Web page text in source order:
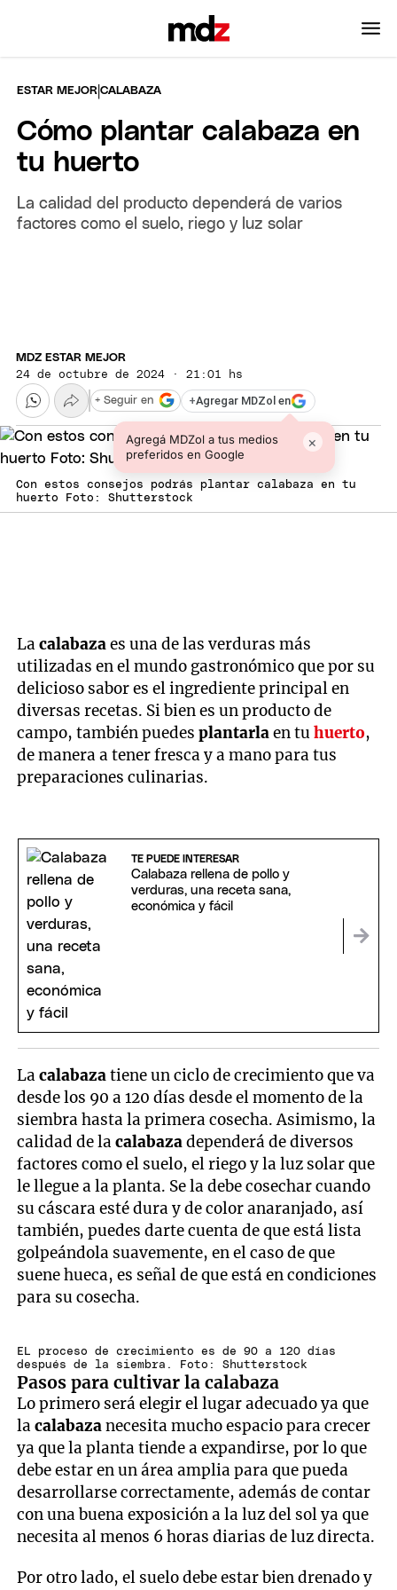
ESTAR MEJOR |CALABAZA
Cómo plantar calabaza en
tu huerto
La calidad del producto dependerá de varios
factores como el suelo, riego y luz solar
MDZ ESTAR MEJOR
24 de octubre de 2024 · 21:01 hs
+Agregar MDZol en
Agregá MDZol a tus medios
preferidos en Google
×
+ Seguir en
Con estos consejos podrás plantar calabaza en tu
huerto Foto: Shutterstock
Lacalabazaes una de las verduras más
utilizadas en el mundo gastronómico que por su
delicioso sabor es el ingrediente principal en
diversas recetas. Si bien es un producto de
campo, también puedesplantarlaen tuhuerto,
de manera a tener fresca y a mano para tus
preparaciones culinarias.
TE PUEDE INTERESAR
Calabaza rellena de pollo y
verduras, una receta sana,
económica y fácil
Lacalabazatiene un ciclo de crecimiento que va
desde los 90 a 120 días desde el momento de la
siembra hasta la primera cosecha. Asimismo, la
calidad de lacalabazadependerá de diversos
factores como el suelo, el riego y la luz solar que
le llegue a la planta. Se la debe cosechar cuando
su cáscara esté dura y de color anaranjado, así
también, puedes darte cuenta de que está lista
golpeándola suavemente, en el caso de que
suene hueca, es señal de que está en condiciones
para su cosecha.
EL proceso de crecimiento es de 90 a 120 días
después de la siembra. Foto: Shutterstock
Pasos para cultivar la calabaza
Lo primero será elegir el lugar adecuado ya que
lacalabazanecesita mucho espacio para crecer
ya que la planta tiende a expandirse, por lo que
debe estar en un área amplia para que pueda
desarrollarse correctamente, además de contar
con una buena exposición a la luz del sol ya que
necesita al menos 6 horas diarias de luz directa.
Por otro lado, el suelo debe estar bien drenado y